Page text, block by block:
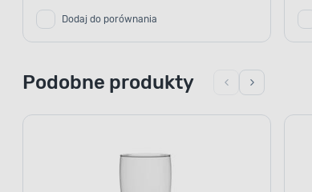
Dodaj do porównania
Podobne produkty